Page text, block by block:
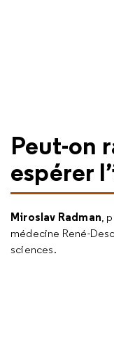
Peut-on
espérer
Miroslav Radman,
médecine René-
sciences.